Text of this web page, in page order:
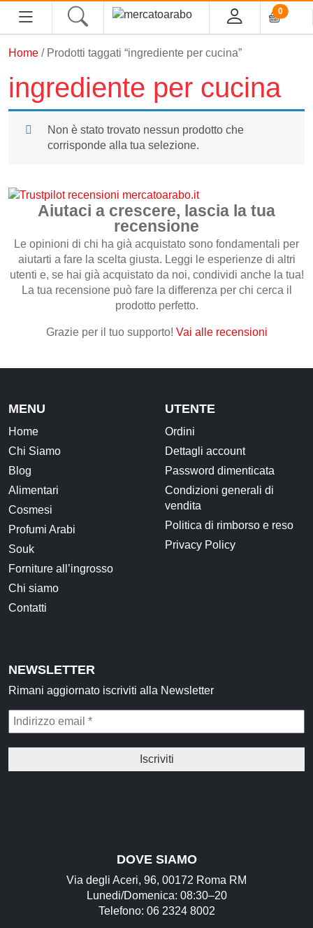
0
ALIMENTARI
COSMESI
SOUK
MACELLERIA
INGROSSO
Home / Prodotti taggati “ingrediente per cucina”
ingrediente per cucina
Non è stato trovato nessun prodotto che
corrisponde alla tua selezione.
Aiutaci a crescere, lascia la tua
recensione
Le opinioni di chi ha già acquistato sono fondamentali per
aiutarti a fare la scelta giusta. Leggi le esperienze di altri
utenti e, se hai già acquistato da noi, condividi anche la tua!
La tua recensione può fare la differenza per chi cerca il
prodotto perfetto.
Grazie per il tuo supporto! Vai alle recensioni
MENU
Home
Chi Siamo
Blog
Alimentari
Cosmesi
Profumi Arabi
Souk
Forniture all’ingrosso
Chi siamo
Contatti
UTENTE
Ordini
Dettagli account
Password dimenticata
Condizioni generali di
vendita
Politica di rimborso e reso
Privacy Policy
NEWSLETTER
Rimani aggiornato iscriviti alla Newsletter
DOVE SIAMO
Via degli Aceri, 96, 00172 Roma RM
Lunedi/Domenica: 08:30–20
Telefono: 06 2324 8002